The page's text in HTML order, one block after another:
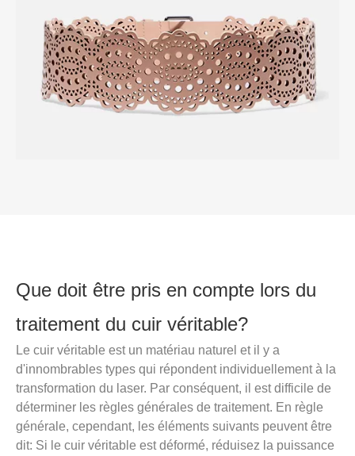
Que doit être pris en compte lors du
traitement du cuir véritable?
Le cuir véritable est un matériau naturel et il y a
d'innombrables types qui répondent individuellement à la
transformation du laser. Par conséquent, il est difficile de
déterminer les règles générales de traitement. En règle
générale, cependant, les éléments suivants peuvent être
dit: Si le cuir véritable est déformé, réduisez la puissance